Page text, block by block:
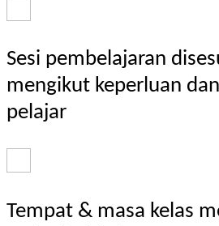
Sesi pembelajaran
mengikut keperluan
pelajar
Tempat & masa kelas